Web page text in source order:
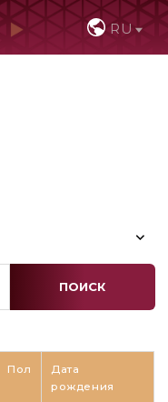
RU
ПОИСК
Пол
Дата
рождения